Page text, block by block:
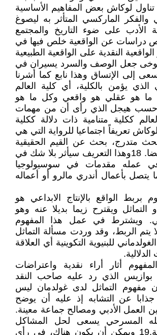
تناول لوكاش بعض المفاهيم الأساسية
والفكر الماركسي المتأثر به ليصوغ
الأدب على ضوء التاريخ والمجتمع
دراسات عن الواقعية خلص فيها في
النقدية على الواقعية الطبيعية
جعل الوصف والسرد يسيران في
إلى الإتساق وهذا نابع كما أشرنا
يؤمن بالكلية، أي كلية العالم
ما هو عقلي هو واقعي وكل ما هو
هيجل الذي رأى أن من مهمات
ككلية متنامية ذات دلالة ككلية
تعريفاً اجتماعيا للرواية التي هي
متدرج، بحث عن القيم الحقيقية
في عالم متدرج أيضا. 18وهذا التعريف سيأثر بلا شك في
عمله مقدمات في سوسيولوجيا
يتصل بأعمال أندري مالرو أو أعماله
بربط الواقع بالإنتاج الابداعي هو
أو التماثل ويقترح زيما بديلا عنه وهو
ويشترط في عمل هذا المفهوم
لا يتم الربط، وقد وردت مسألة التماثل
للبنيوية التكوينية أي العلاقة
الدلالية.
أثار أراء نقدية واعتراضات
الذي رد عليه صاحب النقد
إن مفهوم التماثل لدى غولدمان ليس
جذابا عن التشابه إذ عليه أن يوضح
بين العمل الأدبي ومصالح جماعة معينة.
المسرحي يسعى لحل المشاكل
الجماعية الجانسنية.19 ويمكن أن يكون هناك، في رأي